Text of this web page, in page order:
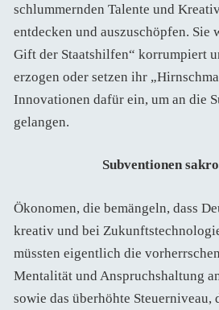
schlummernden Talente und
entdecken und auszuschöpfen. Sie
Gift der Staatshilfen“ korrumpiert
erzogen oder setzen ihr
Innovationen dafür ein, um an die
gelangen.
Subventionen
Ökonomen, die bemängeln, dass
kreativ und bei
müssten eigentlich die
Mentalität und Anspruchshaltung
sowie das überhöhte Steuerniveau,